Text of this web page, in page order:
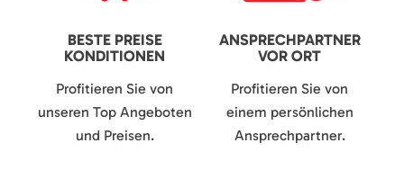
BESTE PREISE
KONDITIONEN
Profitieren Sie von
unseren Top Angeboten
und Preisen.
ANSPRECHPARTNER
VOR ORT
Profitieren Sie von
einem persönlichen
Ansprechpartner.